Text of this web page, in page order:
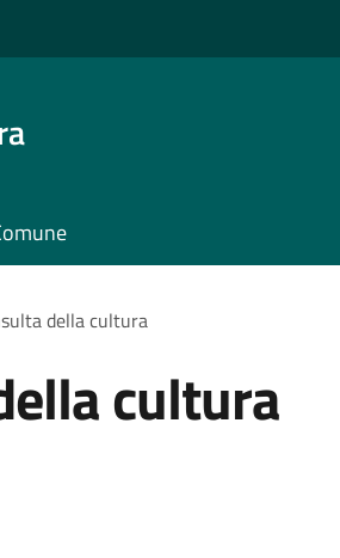
della cultura
cultura